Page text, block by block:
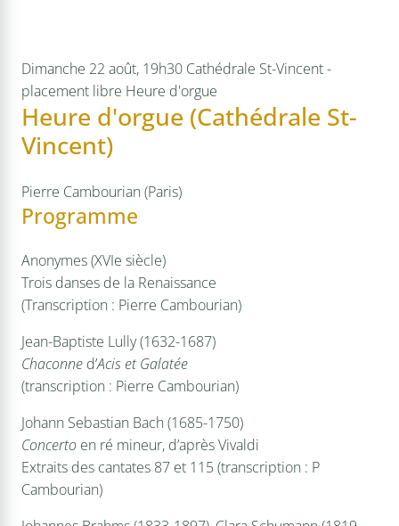
Dimanche 22 août, 19h30 Cathédrale St-Vincent -
placement libre Heure d'orgue
Heure d'orgue (Cathédrale St-
Vincent)
Pierre Cambourian (Paris)
Programme
Anonymes (XVIe siècle)
Trois danses de la Renaissance
(Transcription : Pierre Cambourian)
Jean-Baptiste Lully (1632-1687)
Chaconne d’Acis et Galatée
(transcription : Pierre Cambourian)
Johann Sebastian Bach (1685-1750)
Concerto en ré mineur, d’après Vivaldi
Extraits des cantates 87 et 115 (transcription : P
Cambourian)